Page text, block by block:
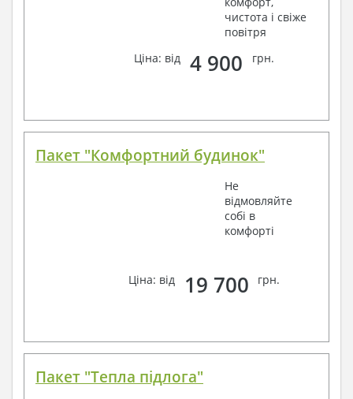
чистота і свіже
повітря
Ціна: від
4 900 грн.
Пакет "Комфортний будинок"
Не
відмовляйте
собі в
комфорті
Ціна: від 19 700 грн.
Пакет "Тепла підлога"